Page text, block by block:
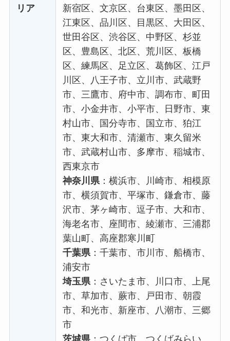
リア
新宿区、文京区、台東区、墨田区、
江東区、品川区、目黒区、大田区、
世田谷区、渋谷区、中野区、杉並
区、豊島区、北区、荒川区、板橋
区、練馬区、足立区、葛飾区、江戸
川区、八王子市、立川市、武蔵野
市、三鷹市、府中市、調布市、町田
市、小金井市、小平市、日野市、東
村山市、国分寺市、国立市、狛江
市、東大和市、清瀬市、東久留米
市、武蔵村山市、多摩市、稲城市、
西東京市
神奈川県：横浜市、川崎市、相模原
市、横須賀市、平塚市、鎌倉市、藤
沢市、茅ヶ崎市、逗子市、大和市、
海老名市、座間市、綾瀬市、三浦郡
葉山町、高座郡寒川町
千葉県：千葉市、市川市、船橋市、
浦安市
埼玉県：さいたま市、川口市、上尾
市、草加市、蕨市、戸田市、朝霞
市、和光市、新座市、八潮市、三郷
市